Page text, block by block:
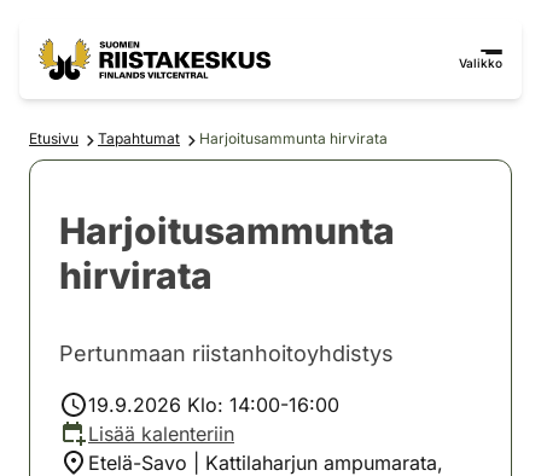
Valikko
Etusivu Tapahtumat Harjoitusammunta hirvirata
Harjoitusammunta
hirvirata
Pertunmaan riistanhoitoyhdistys
19.9.2026 Klo: 14:00-16:00
Lisää kalenteriin
Etelä-Savo | Kattilaharjun ampumarata,